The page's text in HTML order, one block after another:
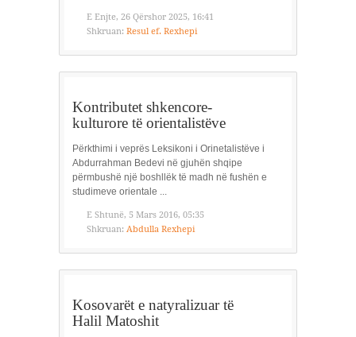
E Enjte, 26 Qërshor 2025, 16:41
Shkruan: Resul ef. Rexhepi
Kontributet shkencore-
kulturore të orientalistëve
Përkthimi i veprës Leksikoni i Orinetalistëve i
Abdurrahman Bedevi në gjuhën shqipe
përmbushë një boshllëk të madh në fushën e
studimeve orientale ...
E Shtunë, 5 Mars 2016, 05:35
Shkruan: Abdulla Rexhepi
Kosovarët e natyralizuar të
Halil Matoshit